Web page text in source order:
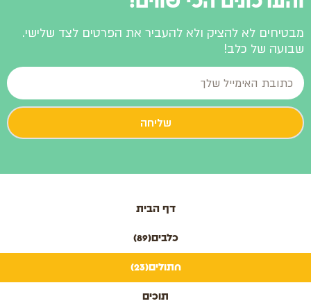
מבטיחים לא להציק ולא להעביר את הפרטים לצד שלישי.
שבועה של כלב!
שליחה
דף הבית
כלבים(89)
חתולים(23)
תוכים